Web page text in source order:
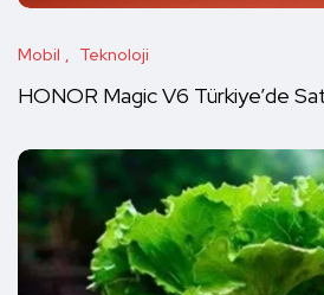
Mobil Teknoloji
HONOR Magic V6 Türkiye’de